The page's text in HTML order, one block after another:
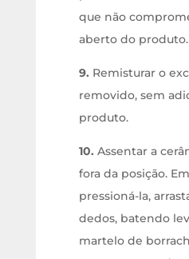
que não
aberto do produto.
9. Remisturar o
removido, sem
produto.
10. Assentar a
fora da posição.
pressioná-la,
dedos, batendo
martelo de